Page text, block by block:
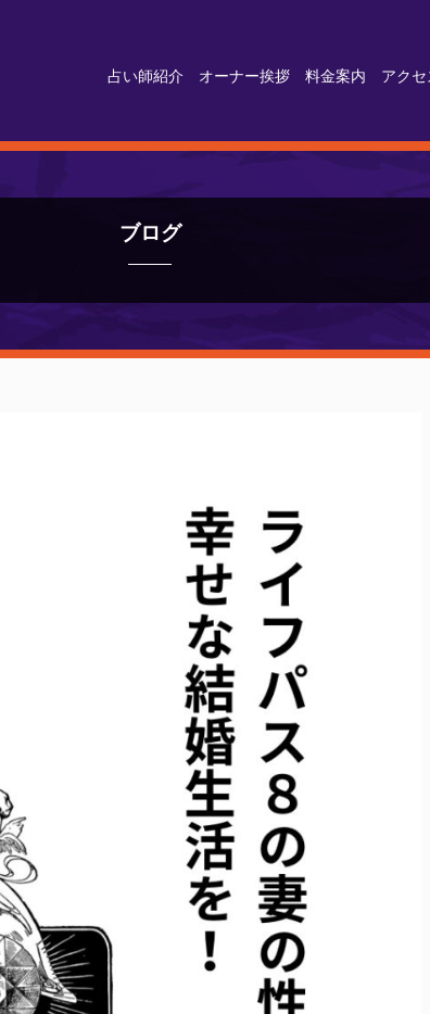
占い師紹介 オーナー挨拶 料金案内 アクセ
ブログ